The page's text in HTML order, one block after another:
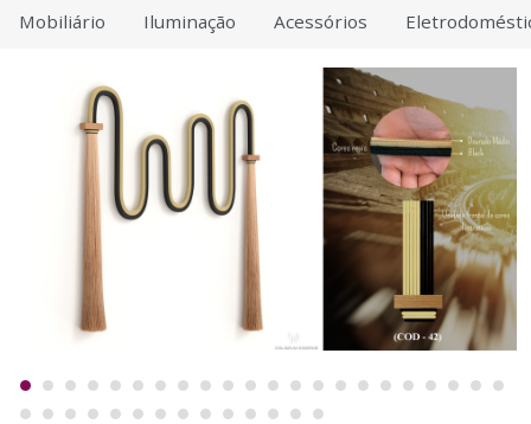
Mobiliário Iluminação Acessórios